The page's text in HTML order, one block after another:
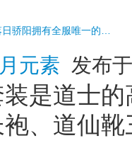
骄阳拥有全服唯一的…
元素 发布
是道士
、道仙